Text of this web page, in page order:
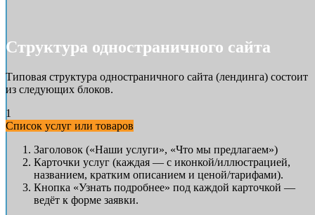
Структура одностраничного сайта
Типовая структура одностраничного сайта (лендинга) состоит
из следующих блоков.
1
Список услуг или товаров
Заголовок («Наши услуги», «Что мы предлагаем»)
Карточки услуг (каждая — с иконкой/иллюстрацией,
названием, кратким описанием и ценой/тарифами).
Кнопка «Узнать подробнее» под каждой карточкой —
ведёт к форме заявки.